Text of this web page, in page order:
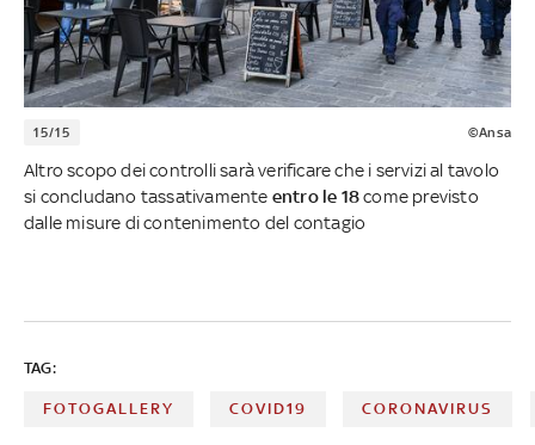
15/15 ©Ansa
Altro scopo dei controlli sarà verificare che i servizi al tavolo
si concludano tassativamente entro le 18come previsto
dalle misure di contenimento del contagio
TAG:
FOTOGALLERY COVID19 CORONAVIRUS